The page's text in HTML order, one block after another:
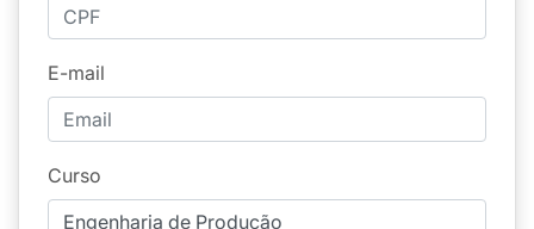
E-mail
Curso